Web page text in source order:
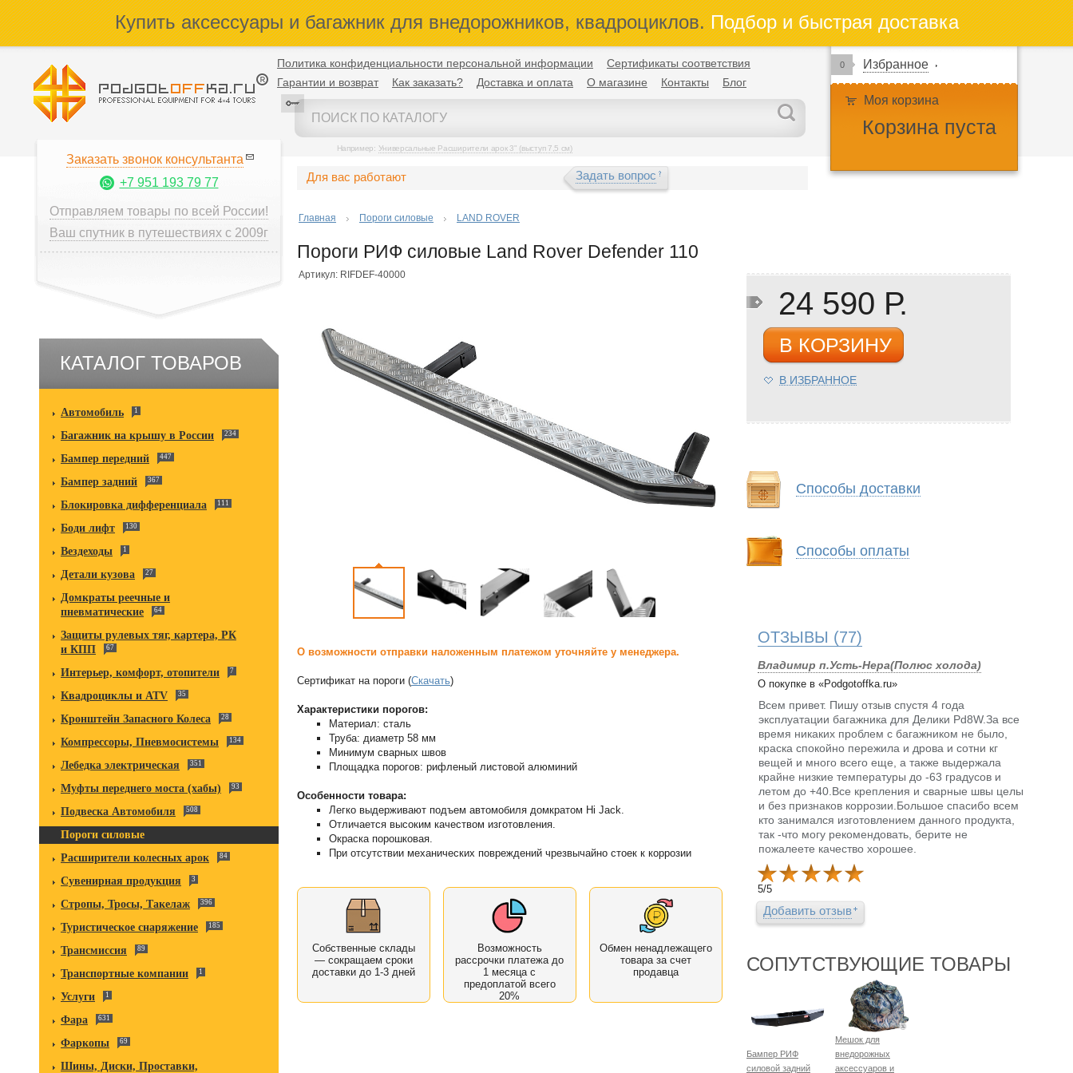
Купить аксессуары и багажник для внедорожников, квадроциклов.Подбор и быстрая доставка
Политика конфиденциальности персональной информации
Сертификаты соответствия
Гарантии и возврат
Как заказать? Доставка и оплата О магазине Контакты Блог
Например: Универсальные Расширители арок 3" (выступ 7,5 см)
0 Избранное
Моя корзина
Корзина пуста
Заказать звонок консультанта
+7 951 193 79 77
Отправляем товары по всей России!
Ваш спутник в путешествиях с 2009г
КАТАЛОГ ТОВАРОВ
Автомобиль 1
Багажник на крышу в России 234
Бампер передний 447
Бампер задний 367
Блокировка дифференциала 111
Боди лифт 130
Вездеходы 1
Детали кузова 27
Домкраты реечные и
пневматические
64
Защиты рулевых тяг, картера, РК
и КПП
67
Интерьер, комфорт, отопители 7
Квадроциклы и ATV 35
Кронштейн Запасного Колеса 28
Компрессоры, Пневмосистемы 134
Лебедка электрическая 351
Муфты переднего моста (хабы) 93
Подвеска Автомобиля 508
Пороги силовые
Расширители колесных арок
84
Сувенирная продукция 3
Стропы, Тросы, Такелаж 396
Туристическое снаряжение 185
Трансмиссия 89
Транспортные компании 1
Услуги 1
Фара 631
Фаркопы 69
Шины, Диски, Проставки,
Для вас работают Задать вопрос
Главная Пороги силовые LAND ROVER
Пороги РИФ силовые Land Rover Defender 110
Артикул: RIFDEF-40000
О возможности отправки наложенным платежом уточняйте у менеджера.
Сертификат на пороги (Скачать)
Характеристики порогов:
Материал: сталь
Труба: диаметр 58 мм
Минимум сварных швов
Площадка порогов: рифленый листовой алюминий
Особенности товара:
Легко выдерживают подъем автомобиля домкратом Hi Jack.
Отличается высоким качеством изготовления.
Окраска порошковая.
При отсутствии механических повреждений чрезвычайно стоек к коррозии
Собственные склады
— сокращаем сроки
доставки до 1-3 дней
Возможность
рассрочки платежа до
1 месяца с
предоплатой всего
20%
Обмен ненадлежащего
товара за счет
продавца
24 590 Р.
В КОРЗИНУ
В ИЗБРАННОЕ
Способы доставки
Способы оплаты
ОТЗЫВЫ (77)
Владимир п.Усть-Нера(Полюс холода)
О покупке в «Podgotoffka.ru»
Всем привет. Пишу отзыв спустя 4 года
эксплуатации багажника для Делики Pd8W.За все
время никаких проблем с багажником не было,
краска спокойно пережила и дрова и сотни кг
вещей и много всего еще, а также выдержала
крайне низкие температуры до -63 градусов и
летом до +40.Все крепления и сварные швы целы
и без признаков коррозии.Большое спасибо всем
кто занимался изготовлением данного продукта,
так -что могу рекомендовать, берите не
пожалеете качество хорошее.
5/5
Добавить отзыв
СОПУТСТВУЮЩИЕ ТОВАРЫ
Бампер РИФ
силовой задний
Мешок для
внедорожных
аксессуаров и